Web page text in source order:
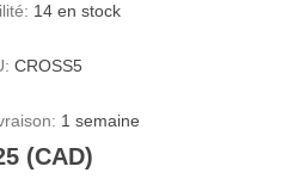
14 en stock
CROSS5
1 semaine
(CAD)